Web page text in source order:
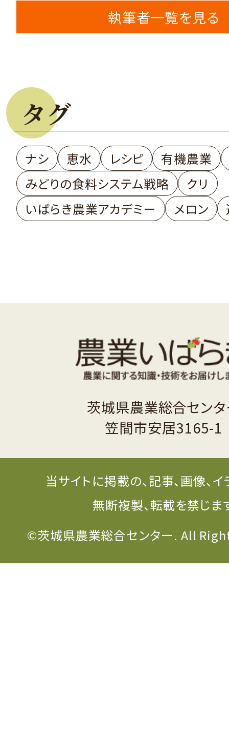
執筆者一覧を見る
タグ
ナシ 恵水 レシピ
有機農業
みどりの食料システム戦略
クリ
いばらき農業アカデミー
メロン
茨城県農業総合セン
笠間市安居3165-1
当サイトに掲載の、記事、画像、
無断複製、転載を禁じま
©茨城県農業総合センター. All